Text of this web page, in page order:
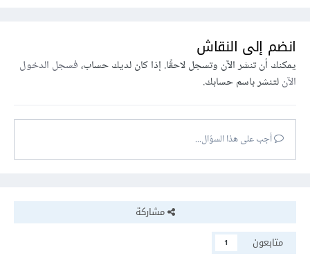
انضم إلى النقاش
يمكنك أن تنشر الآن وتسجل لاحقًا. إذا كان لديك حساب،فسجل الدخول
الآنلتنشر باسم حسابك.
أجب على هذا السؤال...
مشاركة
متابعون
1